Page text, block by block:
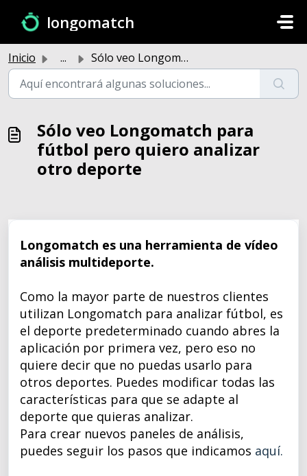
longomatch
Inicio ... Sólo veo Longomatch para fútbol pero quiero analizar otro...
Sólo veo Longomatch para
fútbol pero quiero analizar
otro deporte
Longomatch es una herramienta de vídeo
análisis multideporte.
Como la mayor parte de nuestros clientes
utilizan Longomatch para analizar fútbol, es
el deporte predeterminado cuando abres la
aplicación por primera vez, pero eso no
quiere decir que no puedas usarlo para
otros deportes. Puedes modificar todas las
características para que se adapte al
deporte que quieras analizar.
Para crear nuevos paneles de análisis,
puedes seguir los pasos que indicamos aquí.